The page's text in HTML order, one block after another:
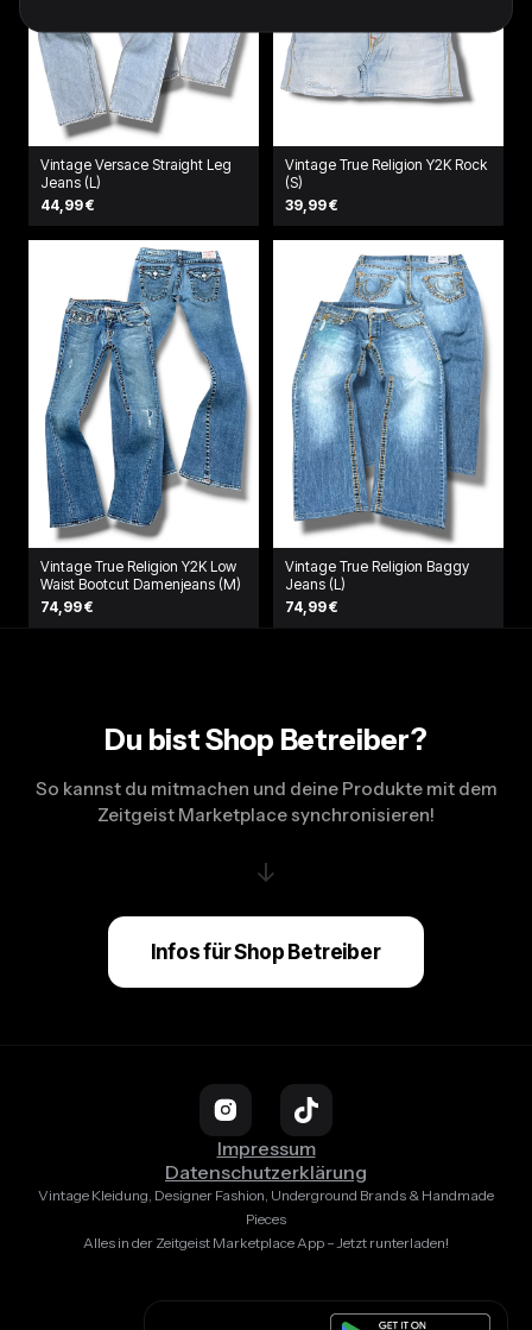
Vintage Versace Straight Leg
Jeans (L)
44,99 €
Vintage True Religion Y2K Rock
(S)
39,99 €
Vintage True Religion Y2K Low
Waist Bootcut Damenjeans (M)
74,99 €
Vintage True Religion Baggy
Jeans (L)
74,99 €
Du bist Shop Betreiber?
So kannst du mitmachen und deine Produkte mit dem
Zeitgeist Marketplace synchronisieren!
↓
Infos für Shop Betreiber
Impressum
Datenschutzerklärung
Vintage Kleidung, Designer Fashion, Underground Brands & Handmade
Pieces
Alles in der Zeitgeist Marketplace App – Jetzt runterladen!